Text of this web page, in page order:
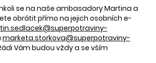
se na naše ambasadory Martina a
obrátit přímo na jejich osobních e-
marketa.storkova@superpotraviny-
Vám budou vždy a se vším